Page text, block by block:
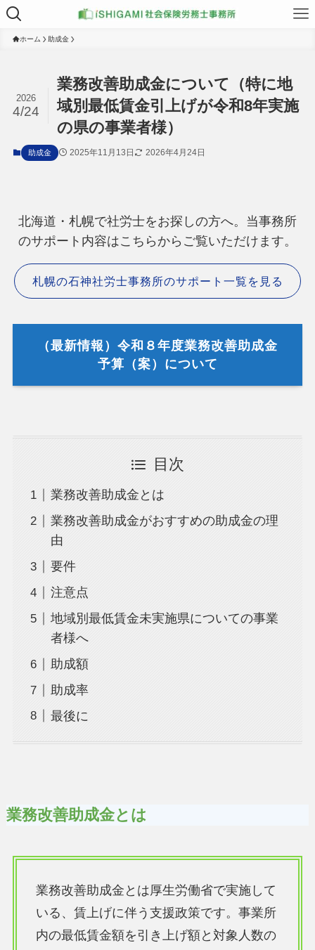
ホーム 助成金
業務改善助成金について（特に地
域別最低賃金引上げが令和8年実施
の県の事業者様）
2026
4/24
助成金 2025年11月13日 2026年4月24日
北海道・札幌で社労士をお探しの方へ。当事務所
のサポート内容はこちらからご覧いただけます。
札幌の石神社労士事務所のサポート一覧を見る
（最新情報）令和８年度業務改善助成金
予算（案）について
目次
業務改善助成金とは
業務改善助成金がおすすめの助成金の理
由
要件
注意点
地域別最低賃金未実施県についての事業
者様へ
助成額
助成率
最後に
業務改善助成金とは
業務改善助成金とは厚生労働省で実施して
いる、賃上げに伴う支援政策です。事業所
内の最低賃金額を引き上げ額と対象人数の